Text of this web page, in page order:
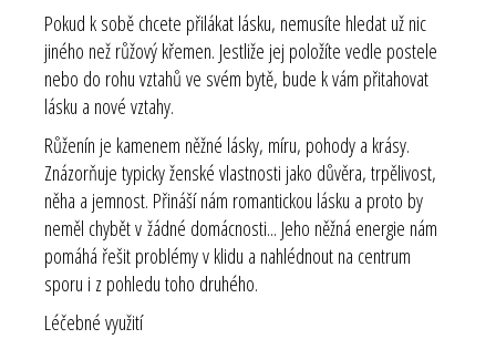
Pokud k sobě chcete přilákat lásku, nemusíte hledat už nic
jiného než růžový křemen. Jestliže jej položíte vedle postele
nebo do rohu vztahů ve svém bytě, bude k vám přitahovat
lásku a nové vztahy.
Růženín je kamenem něžné lásky, míru, pohody a krásy.
Znázorňuje typicky ženské vlastnosti jako důvěra, trpělivost,
něha a jemnost. Přináší nám romantickou lásku a proto by
neměl chybět v žádné domácnosti... Jeho něžná energie nám
pomáhá řešit problémy v klidu a nahlédnout na centrum
sporu i z pohledu toho druhého.
Léčebné využití